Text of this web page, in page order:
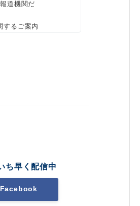
道機関だ
するご案内
ち早く配信中
Facebook